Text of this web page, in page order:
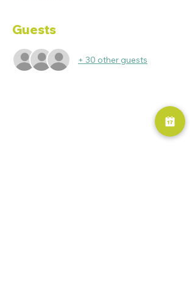
Guests
+ 30 other guests